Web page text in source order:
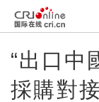
“出口中
採購對